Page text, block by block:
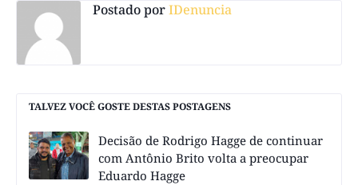
Postado porIDenuncia
TALVEZ VOCÊ GOSTE DESTAS POSTAGENS
Decisão de Rodrigo Hagge de continuar
com Antônio Brito volta a preocupar
Eduardo Hagge